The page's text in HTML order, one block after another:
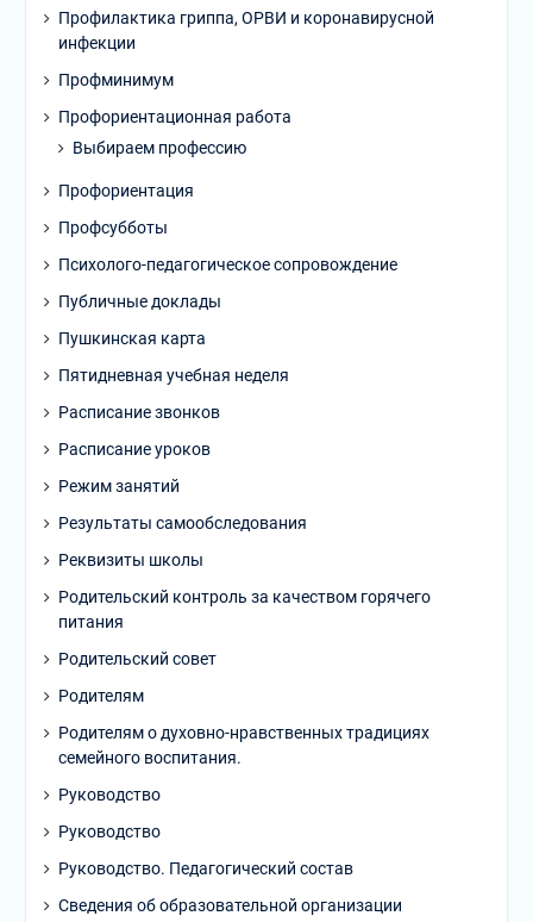
Профилактика гриппа, ОРВИ и коронавирусной
инфекции
Профминимум
Профориентационная работа
Выбираем профессию
Профориентация
Профсубботы
Психолого-педагогическое сопровождение
Публичные доклады
Пушкинская карта
Пятидневная учебная неделя
Расписание звонков
Расписание уроков
Режим занятий
Результаты самообследования
Реквизиты школы
Родительский контроль за качеством горячего
питания
Родительский совет
Родителям
Родителям о духовно-нравственных традициях
семейного воспитания.
Руководство
Руководство
Руководство. Педагогический состав
Сведения об образовательной организации